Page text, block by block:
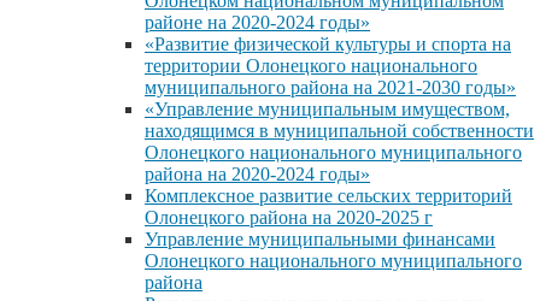
районе на 2020-2024 годы»
«Развитие физической культуры и спорта на
территории Олонецкого национального
муниципального района на 2021-2030 годы»
«Управление муниципальным имуществом,
находящимся в муниципальной собственности
Олонецкого национального муниципального
района на 2020-2024 годы»
Комплексное развитие сельских территорий
Олонецкого района на 2020-2025 г
Управление муниципальными финансами
Олонецкого национального муниципального
района